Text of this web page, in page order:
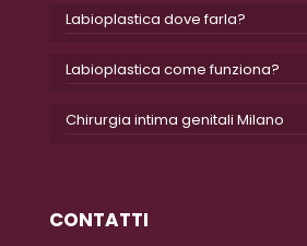
Labioplastica dove farla?
Labioplastica come funziona?
Chirurgia intima genitali Milano
CONTATTI